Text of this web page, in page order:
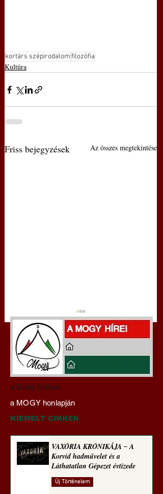
kortárs szépirodalomfilozófia
Kultúra
Friss bejegyzések Az összes megtekintése
Darai Lajos:
(2024)
a Szilaj Csikón
a MOGY honlapján
KIEMELT CIKKEK
VAXÓRIA KRÓNIKÁJA ‒ A
Korvid hadművelet és a
Láthatatlan Gépezet évtizede
Új Történelem